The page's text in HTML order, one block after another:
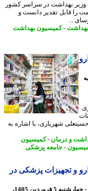
بهداشت در سراسر کشور
قابل تقدیر دانست و
...
-کمیسیون بهداشت
شهریاری، با اشاره به
و درمان -کمیسیون
-جامعه پزشکی
و تجهیزات پزشکی در